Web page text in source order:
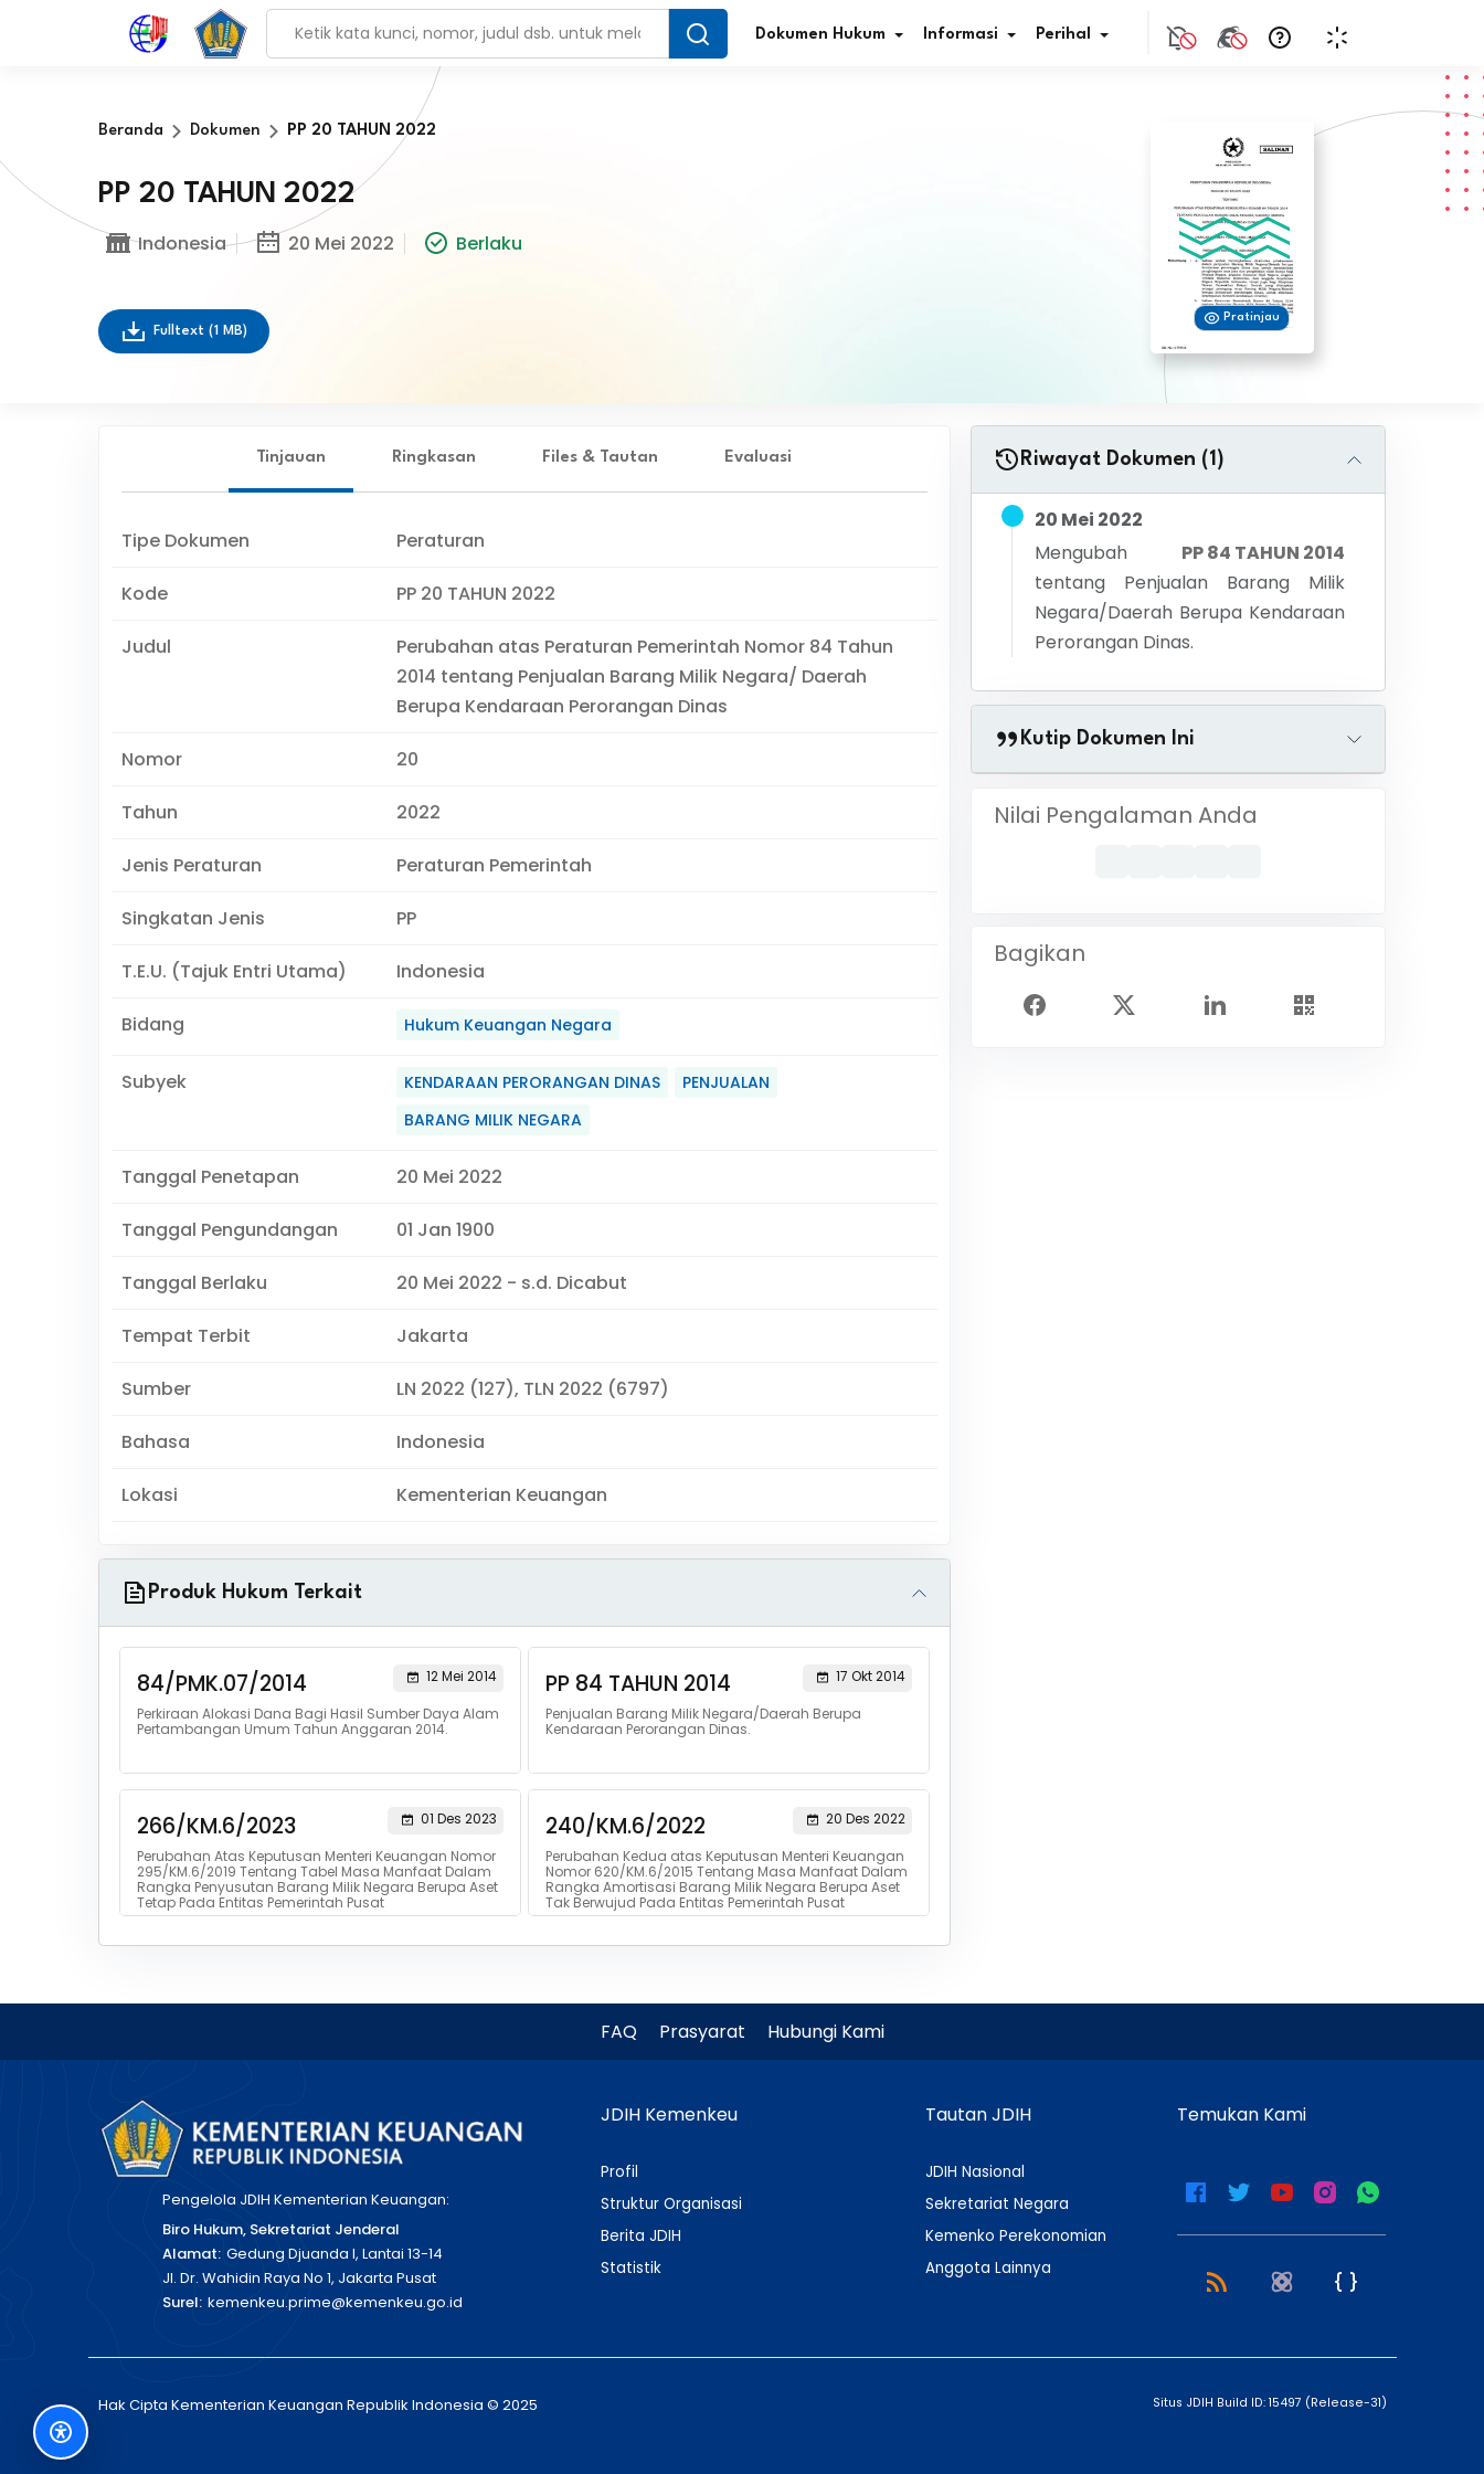
Dokumen Hukum Informasi
Penghargaan JDIH
Perihal
Beranda Dokumen PP 20 TAHUN 2022
PP 20 TAHUN 2022
Indonesia 20 Mei 2022 Berlaku
Fulltext (1 MB)
Pratinjau
Tinjauan Ringkasan Files & Tautan Evaluasi
Tipe Dokumen Peraturan
Kode PP 20 TAHUN 2022
Judul
Perubahan atas Peraturan Pemerintah Nomor 84 Tahun
2014 tentang Penjualan Barang Milik Negara/ Daerah
Berupa Kendaraan Perorangan Dinas
Nomor 20
Tahun 2022
Jenis Peraturan Peraturan Pemerintah
Singkatan Jenis PP
T.E.U. (Tajuk Entri Utama) Indonesia
Bidang Hukum Keuangan Negara
Subyek KENDARAAN PERORANGAN DINAS
PENJUALAN
BARANG MILIK NEGARA
Tanggal Penetapan 20 Mei 2022
Tanggal Pengundangan 01 Jan 1900
Tanggal Berlaku 20 Mei 2022 - s.d. Dicabut
Tempat Terbit Jakarta
Sumber LN 2022 (127), TLN 2022 (6797)
Bahasa Indonesia
Lokasi Kementerian Keuangan
Produk Hukum Terkait
84/PMK.07/2014
12 Mei 2014
Perkiraan Alokasi Dana Bagi Hasil Sumber Daya Alam
Pertambangan Umum Tahun Anggaran 2014.
PP 84 TAHUN 2014
17 Okt 2014
Penjualan Barang Milik Negara/Daerah Berupa
Kendaraan Perorangan Dinas.
266/KM.6/2023
01 Des 2023
Perubahan Atas Keputusan Menteri Keuangan Nomor
295/KM.6/2019 Tentang Tabel Masa Manfaat Dalam
Rangka Penyusutan Barang Milik Negara Berupa Aset
Tetap Pada Entitas Pemerintah Pusat
240/KM.6/2022
20 Des 2022
Perubahan Kedua atas Keputusan Menteri Keuangan
Nomor 620/KM.6/2015 Tentang Masa Manfaat Dalam
Rangka Amortisasi Barang Milik Negara Berupa Aset
Tak Berwujud Pada Entitas Pemerintah Pusat
Riwayat Dokumen (1)
20 Mei 2022
Mengubah
PP 84 TAHUN 2014
tentang Penjualan Barang Milik
Negara/Daerah Berupa Kendaraan
Perorangan Dinas.
Kutip Dokumen Ini
Nilai Pengalaman Anda
Bagikan
FAQ Prasyarat Hubungi Kami
Pengelola JDIH Kementerian Keuangan:
Biro Hukum, Sekretariat Jenderal
Alamat: Gedung Djuanda I, Lantai 13-14
Jl. Dr. Wahidin Raya No 1, Jakarta Pusat
Surel: kemenkeu.prime@kemenkeu.go.id
JDIH Kemenkeu
Profil
Struktur Organisasi
Berita JDIH
Statistik
Tautan JDIH
JDIH Nasional
Sekretariat Negara
Kemenko Perekonomian
Anggota Lainnya
Temukan Kami
Hak Cipta Kementerian Keuangan Republik Indonesia © 2025 Situs JDIH Build ID: 15497 (Release-31)